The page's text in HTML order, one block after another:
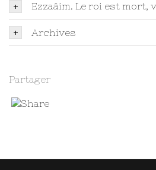
Ezzaâim. Le roi est mort,
Archives
Partager